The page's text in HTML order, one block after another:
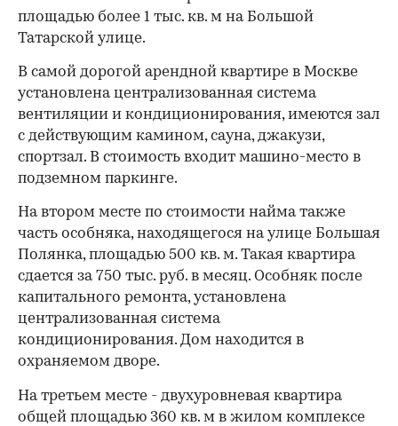
площадью более 1 тыс. кв. м на Большой
Татарской улице.
В самой дорогой арендной квартире в Москве
установлена централизованная система
вентиляции и кондиционирования, имеются зал
с действующим камином, сауна, джакузи,
спортзал. В стоимость входит машино-место в
подземном паркинге.
На втором месте по стоимости найма также
часть особняка, находящегося на улице Большая
Полянка, площадью 500 кв. м. Такая квартира
сдается за 750 тыс. руб. в месяц. Особняк после
капитального ремонта, установлена
централизованная система
кондиционирования. Дом находится в
охраняемом дворе.
На третьем месте - двухуровневая квартира
общей площадью 360 кв. м в жилом комплексе